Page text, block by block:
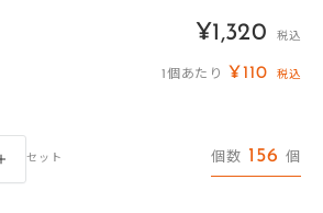
販
売
¥1,320 税込
1個あたり ¥110 税込
セット 個数 156 個